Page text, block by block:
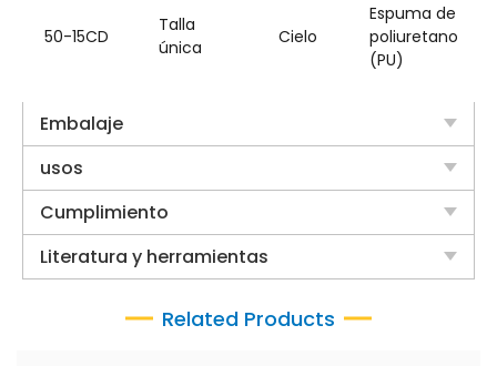
50-15CD
Talla
única
Cielo
Espuma de
poliuretano
(PU)
Embalaje
usos
Cumplimiento
Literatura y herramientas
Related Products